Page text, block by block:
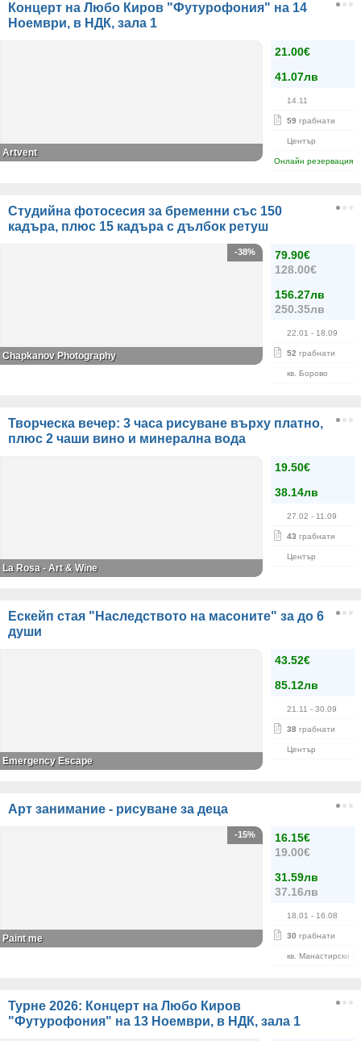
Концерт на Любо Киров "Футурофония" на 14
Ноември, в НДК, зала 1
21.00€
41.07лв
14.11
59 грабнати
Център
Онлайн резервация
Artvent
Студийна фотосесия за бременни със 150
кадъра, плюс 15 кадъра с дълбок ретуш
79.90€
128.00€
156.27лв
250.35лв
22.01 - 18.09
52 грабнати
кв. Борово
-38%
Chapkanov Photography
Творческа вечер: 3 часа рисуване върху платно,
плюс 2 чаши вино и минерална вода
19.50€
38.14лв
27.02 - 11.09
43 грабнати
Център
La Rosa - Art & Wine
Ескейп стая "Наследството на масоните" за до 6
души
43.52€
85.12лв
21.11 - 30.09
38 грабнати
Център
Emergency Escape
Арт занимание - рисуване за деца
16.15€
19.00€
31.59лв
37.16лв
18.01 - 16.08
30 грабнати
кв. Манастирски
-15%
Paint me
Турне 2026: Концерт на Любо Киров
"Футурофония" на 13 Ноември, в НДК, зала 1